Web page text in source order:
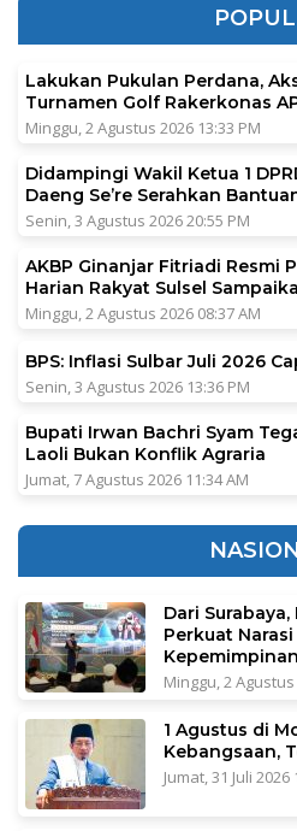
Lakukan Pukulan Perdana,
Turnamen Golf Rakerkonas
Minggu, 2 Agustus 2026 13:33 PM
Didampingi Wakil Ketua 1
Daeng Se’re Serahkan
Senin, 3 Agustus 2026 20:55 PM
AKBP Ginanjar Fitriadi Resmi
Harian Rakyat Sulsel
Minggu, 2 Agustus 2026 08:37 AM
BPS: Inflasi Sulbar Juli 2026
Senin, 3 Agustus 2026 13:36 PM
Bupati Irwan Bachri Syam
Laoli Bukan Konflik Agraria
Jumat, 7 Agustus 2026 11:34 AM
Dari
Perkuat
Minggu, 2 Agustus
1 Agustus di
Kebangsaan,
Jumat, 31 Juli 2026